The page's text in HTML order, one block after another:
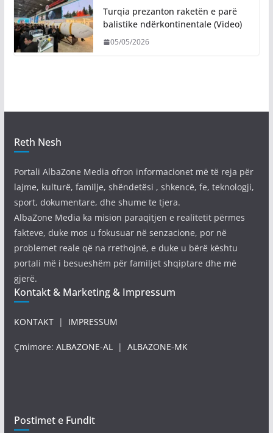
Turqia prezanton raketën e parë
balistike ndërkontinentale (Video)
05/05/2026
Reth Nesh
Portali AlbaZone Media ofron informacionet më të reja për
lajme, kulturë, familje, shëndetësi , shkencë, fe, teknologji,
sport, dokumentare, dhe shume te tjera.
AlbaZone Media ka mision paraqitjen e realitetit përmes
fakteve, duke mos u fokusuar në senzacione, por në
problemet reale që na rrethojnë, e duke u bërë kështu
portali më i besueshëm për familjet shqiptare dhe më
gjerë.
Kontakt & Marketing & Impressum
KONTAKT| IMPRESSUM
Çmimore: ALBAZONE-AL| ALBAZONE-MK
Postimet e Fundit